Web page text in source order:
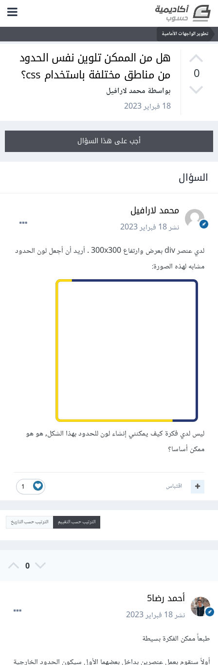
تطوير الواجهات الأمامية
0
هل من الممكن تلوين نفس الحدود
من مناطق مختلفة باستخدام css؟
بواسطة محمد لارافيل
18 فبراير 2023
أجب على هذا السؤال
السؤال
محمد لارافيل
نشر18 فبراير 2023
لدي عنصر div بعرض وارتفاع 300x300 . أريد أن أجعل لون الحدود
مشابه لهذه الصورة:
ليس لدي فكرة كيف يمكنني إنشاء لون للحدود بهذا الشكل, هو هو
ممكن أساسا؟
1 اقتباس
الترتيب حسب التقييم الترتيب حسب التاريخ
0
أحمد رضا5
نشر18 فبراير 2023
طبعاً ممكن الفكرة بسيطة